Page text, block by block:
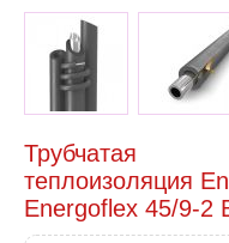
Трубчатая
теплоизоляция
Energoflex 45/9-2